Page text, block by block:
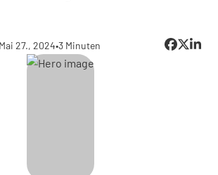
Mai 27., 2024•3 Minuten